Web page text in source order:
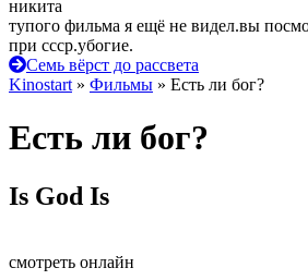
никита
тупого фильма я ещё не видел.вы
при ссср.убогие.
Семь вёрст до рассвета
Kinostart » Фильмы » Есть ли бог?
Есть ли бог?
Is God Is
смотреть онлайн